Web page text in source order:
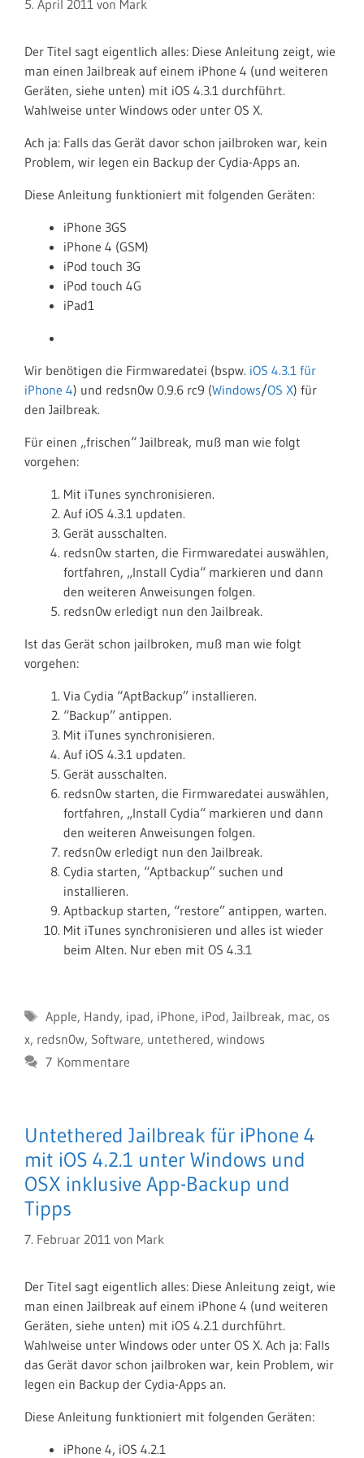
5. April 2011 von Mark
Der Titel sagt eigentlich alles: Diese Anleitung zeigt, wie
man einen Jailbreak auf einem iPhone 4 (und weiteren
Geräten, siehe unten) mit iOS 4.3.1 durchführt.
Wahlweise unter Windows oder unter OS X.
Ach ja: Falls das Gerät davor schon jailbroken war, kein
Problem, wir legen ein Backup der Cydia-Apps an.
Diese Anleitung funktioniert mit folgenden Geräten:
iPhone 3GS
iPhone 4 (GSM)
iPod touch 3G
iPod touch 4G
iPad1
Wir benötigen die Firmwaredatei (bspw. iOS 4.3.1 für
iPhone 4) und redsn0w 0.9.6 rc9 (Windows/OS X) für
den Jailbreak.
Für einen „frischen“ Jailbreak, muß man wie folgt
vorgehen:
Mit iTunes synchronisieren.
Auf iOS 4.3.1 updaten.
Gerät ausschalten.
redsn0w starten, die Firmwaredatei auswählen,
fortfahren, „Install Cydia“ markieren und dann
den weiteren Anweisungen folgen.
redsn0w erledigt nun den Jailbreak.
Ist das Gerät schon jailbroken, muß man wie folgt
vorgehen:
Via Cydia “AptBackup” installieren.
“Backup” antippen.
Mit iTunes synchronisieren.
Auf iOS 4.3.1 updaten.
Gerät ausschalten.
redsn0w starten, die Firmwaredatei auswählen,
fortfahren, „Install Cydia“ markieren und dann
den weiteren Anweisungen folgen.
redsn0w erledigt nun den Jailbreak.
Cydia starten, “Aptbackup” suchen und
installieren.
Aptbackup starten, “restore” antippen, warten.
Mit iTunes synchronisieren und alles ist wieder
beim Alten. Nur eben mit OS 4.3.1
Schlagwörter
Apple, Handy, ipad, iPhone, iPod, Jailbreak, mac, os
x, redsn0w, Software, untethered, windows
7 Kommentare
Untethered Jailbreak für iPhone 4
mit iOS 4.2.1 unter Windows und
OSX inklusive App-Backup und
Tipps
7. Februar 2011 von Mark
Der Titel sagt eigentlich alles: Diese Anleitung zeigt, wie
man einen Jailbreak auf einem iPhone 4 (und weiteren
Geräten, siehe unten) mit iOS 4.2.1 durchführt.
Wahlweise unter Windows oder unter OS X. Ach ja: Falls
das Gerät davor schon jailbroken war, kein Problem, wir
legen ein Backup der Cydia-Apps an.
Diese Anleitung funktioniert mit folgenden Geräten:
iPhone 4, iOS 4.2.1